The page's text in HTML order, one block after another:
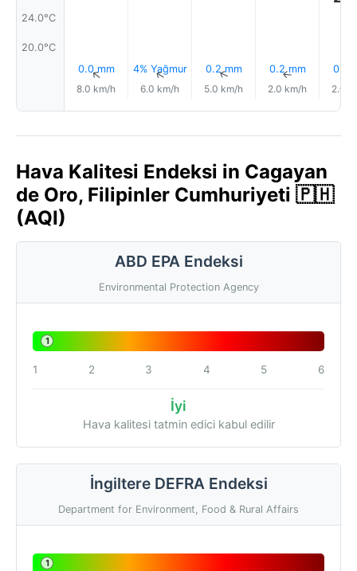
24.0°C
20.0°C
0.0 mm
↑
8.0 km/h
4% Yağmur
↑
6.0 km/h
0.2 mm
↑
5.0 km/h
0.2 mm
↑
2.0 km/h
0.2
2.0
Hava Kalitesi Endeksi in Cagayan
de Oro, Filipinler Cumhuriyeti 🇵🇭
(AQI)
ABD EPA Endeksi
Environmental Protection Agency
1
1 2 3 4 5 6
İyi
Hava kalitesi tatmin edici kabul edilir
İngiltere DEFRA Endeksi
Department for Environment, Food & Rural Affairs
1